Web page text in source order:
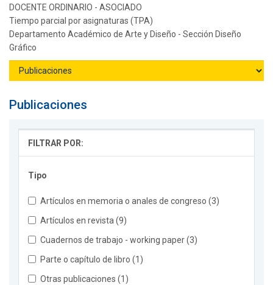
DOCENTE ORDINARIO - ASOCIADO
Tiempo parcial por asignaturas (TPA)
Departamento Académico de Arte y Diseño - Sección Diseño
Gráfico
Publicaciones
FILTRAR POR:
Tipo
Artículos en memoria o anales de congreso (3)
Artículos en revista (9)
Cuadernos de trabajo - working paper (3)
Parte o capítulo de libro (1)
Otras publicaciones (1)